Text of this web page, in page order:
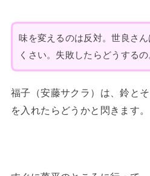
味を変えるのは反対。世良さ
くさい。失敗したらどうするの
福子（安藤サクラ）は、鈴と
を入れたらどうかと閃きます。